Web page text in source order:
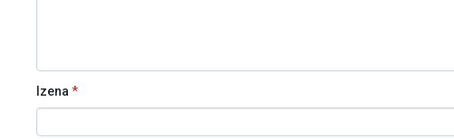
Izena*